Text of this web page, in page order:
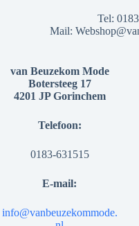
Tel:
Mail:
van Beuzekom Mode
Botersteeg 17
4201 JP Gorinchem
Telefoon:
0183-631515
E-mail:
info@vanbeuzekommode.